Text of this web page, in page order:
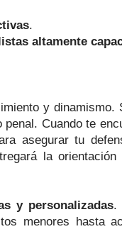
.
altamente
y dinamismo.
Cuando te
asegurar tu
la orientación
y personalizadas.
menores hasta